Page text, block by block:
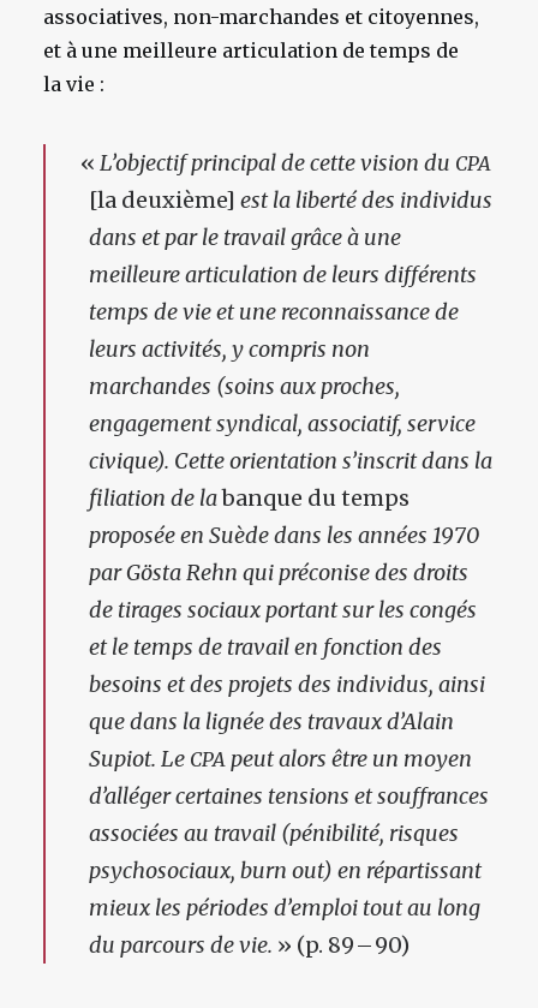
associatives, non-marchandes et citoyennes,
et à une meilleure articulation de temps de
la vie :
« L’objectif principal de cette vision du CPA
[la deuxième] est la liberté des individus
dans et par le travail grâce à une
meilleure articulation de leurs différents
temps de vie et une reconnaissance de
leurs activités, y compris non
marchandes (soins aux proches,
engagement syndical, associatif, service
civique). Cette orientation s’inscrit dans la
filiation de labanque du temps
proposée en Suède dans les années 1970
par Gösta Rehn qui préconise des droits
de tirages sociaux portant sur les congés
et le temps de travail en fonction des
besoins et des projets des individus, ainsi
que dans la lignée des travaux d’Alain
Supiot. Le CPA peut alors être un moyen
d’alléger certaines tensions et souffrances
associées au travail (pénibilité, risques
psychosociaux, burn out) en répartissant
mieux les périodes d’emploi tout au long
du parcours de vie. » (p. 89 – 90)